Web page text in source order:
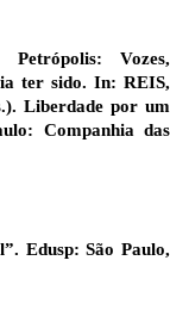
Vozes,
ter sido. In: REIS,
Liberdade por um
Companhia das
Edusp: São Paulo,